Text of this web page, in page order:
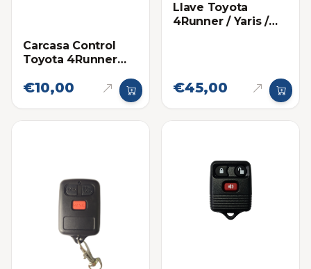
Carcasa Control
Toyota 4Runner
€10,00
Llave Toyota
4Runner / Yaris /
€45,00